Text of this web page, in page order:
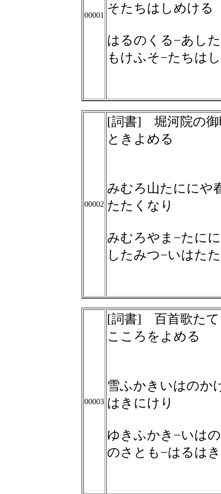
00001
そたちはしめける
はるのくる−あし
もけふそ−たちは
00002
[詞書] 堀河院の御
ときよめる
みむろ山たににや
たたくなり
みむろやま−たに
したみつ−いはた
00003
[詞書] 百首歌たて
こころをよめる
雪ふかきいはのか
はきにけり
ゆきふかき−いは
のさとも−はるは